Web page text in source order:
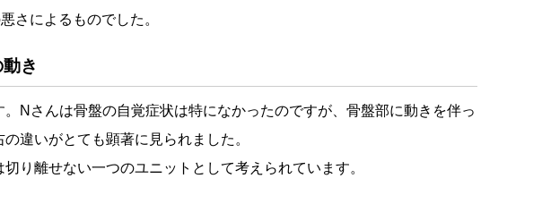
さによるものでした。
き
Nさんは骨盤の自覚症状は特になかったのですが、骨盤部に動きを伴っ
違いがとても顕著に見られました。
り離せない一つのユニットとして考えられています。